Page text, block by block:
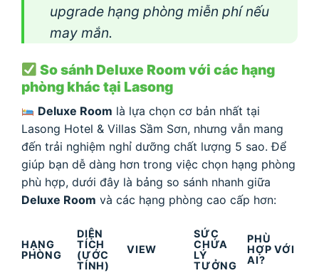
upgrade hạng phòng miễn phí nếu
may mắn.
So sánh Deluxe Room với các hạng
phòng khác tại Lasong
Deluxe Room là lựa chọn cơ bản nhất tại
Lasong Hotel & Villas Sầm Sơn, nhưng vẫn mang
đến trải nghiệm nghỉ dưỡng chất lượng 5 sao. Để
giúp bạn dễ dàng hơn trong việc chọn hạng phòng
phù hợp, dưới đây là bảng so sánh nhanh giữa
Deluxe Room và các hạng phòng cao cấp hơn:
HẠNG
PHÒNG
DIỆN
TÍCH
(ƯỚC
TÍNH)
VIEW
SỨC
CHỨA
LÝ
TƯỞNG
PHÙ
HỢP VỚI
AI?